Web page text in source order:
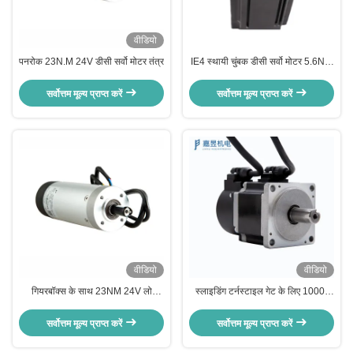
वीडियो
पनरोक 23N.M 24V डीसी सर्वो मोटर तंत्र
सर्वोत्तम मूल्य प्राप्त करें
IE4 स्थायी चुंबक डीसी सर्वो मोटर 5.6Nm
सर्वोत्तम मूल्य प्राप्त करें
वीडियो
गियरबॉक्स के साथ 23NM 24V लो
सर्वोत्तम मूल्य प्राप्त करें
वीडियो
स्लाइडिंग टर्नस्टाइल गेट के लिए 1000-
60 मिमी डीसी सर्वो मोटर 24 वी 200W
सर्वोत्तम मूल्य प्राप्त करें